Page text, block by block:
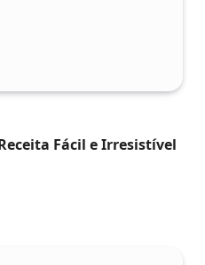
Fácil e Irresistível